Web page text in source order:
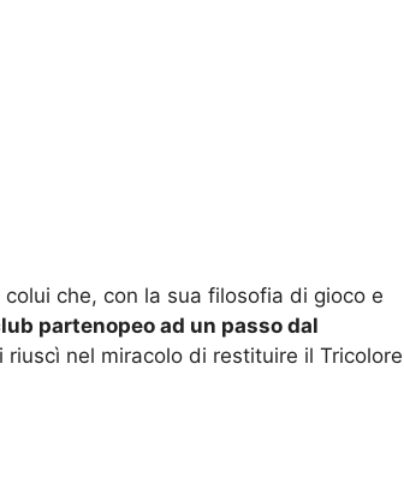
che, con la sua filosofia di gioco e
partenopeo ad un passo dal
nel miracolo di restituire il Tricolore